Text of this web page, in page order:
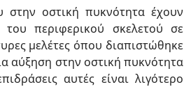
στην οστική πυκνότητα έχουν
του περιφερικού σκελετού σε
μελέτες όπου διαπιστώθηκε
αύξηση στην οστική πυκνότητα
αυτές είναι λιγότερο